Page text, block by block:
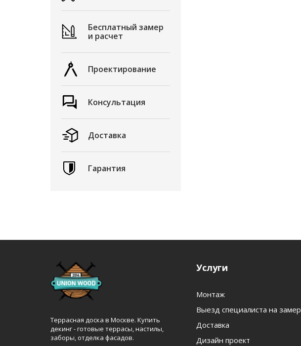
Бесплатный замер
и расчет
Проектирование
Консультация
Доставка
Гарантия
Террасная доска в Москве. Купить
декинг - готовые террасы, настилы,
заборы, отделка фасадов.
Услуги
Монтаж
Выезд специалиста на замер
Доставка
Дизайн проект